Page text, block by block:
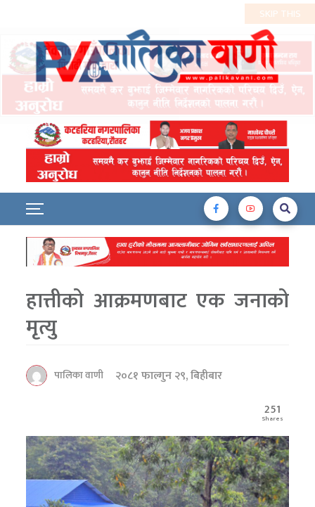
हात्तीको आक्रमणबाट एक जनाको
मृत्यु
पालिका वाणी
२०८१ फाल्गुन २९, बिहीबार
251
Shares